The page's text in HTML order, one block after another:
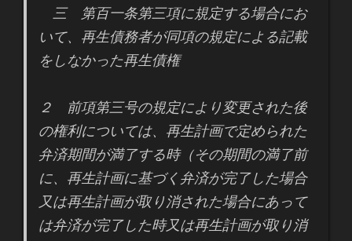
三 第百一条第三項に規定する場合にお
いて、再生債務者が同項の規定による記載
をしなかった再生債権
２ 前項第三号の規定により変更された後
の権利については、再生計画で定められた
弁済期間が満了する時（その期間の満了前
に、再生計画に基づく弁済が完了した場合
又は再生計画が取り消された場合にあって
は弁済が完了した時又は再生計画が取り消